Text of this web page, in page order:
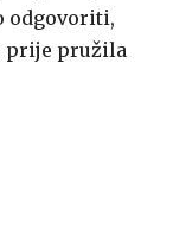
odgovoriti,
prije pružila